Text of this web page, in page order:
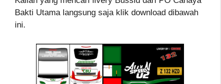
Bakti Utama langsung saja klik download dibawah
ini.